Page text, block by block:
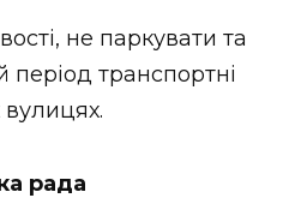
не паркувати та
транспортні
рада